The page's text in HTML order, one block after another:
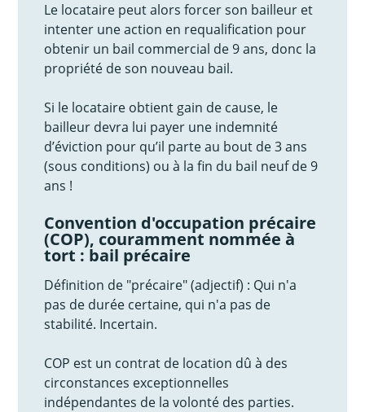
Le locataire peut alors forcer son bailleur et
intenter une action en requalification pour
obtenir un bail commercial de 9 ans, donc la
propriété de son nouveau bail.
Si le locataire obtient gain de cause, le
bailleur devra lui payer une indemnité
d’éviction pour qu’il parte au bout de 3 ans
(sous conditions) ou à la fin du bail neuf de 9
ans !
Convention d'occupation précaire
(COP), couramment nommée à
tort : bail précaire
Définition de "précaire" (adjectif) : Qui n'a
pas de durée certaine, qui n'a pas de
stabilité. Incertain.
COP est un contrat de location dû à des
circonstances exceptionnelles
indépendantes de la volonté des parties.